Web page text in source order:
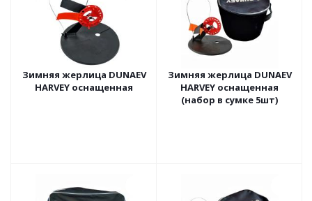
Зимняя жерлица DUNAEV
HARVEY оснащенная
Зимняя жерлица DUNAEV
HARVEY оснащенная
(набор в сумке 5шт)